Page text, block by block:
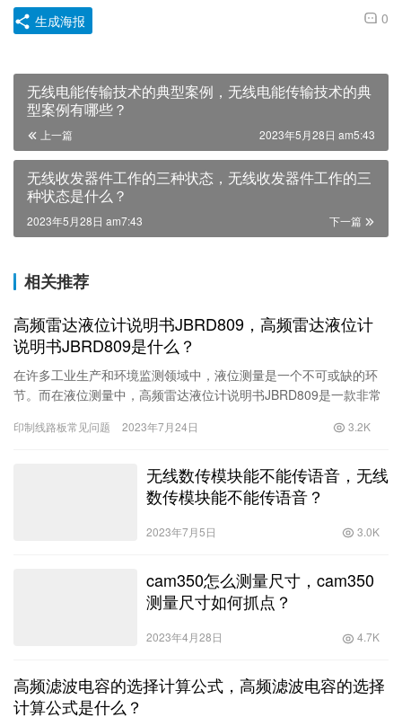
0
生成海报
无线电能传输技术的典型案例，无线电能传输技术的典
型案例有哪些？
上一篇 2023年5月28日 am5:43
无线收发器件工作的三种状态，无线收发器件工作的三
种状态是什么？
下一篇
2023年5月28日 am7:43
相关推荐
高频雷达液位计说明书JBRD809，高频雷达液位计
说明书JBRD809是什么？
在许多工业生产和环境监测领域中，液位测量是一个不可或缺的环
节。而在液位测量中，高频雷达液位计说明书JBRD809是一款非常
各种液体水平高度的仪器，它可以
印制线路板常见问题 2023年7月24日 3.2K
无线数传模块能不能传语音，无线
数传模块能不能传语音？
2023年7月5日 3.0K
cam350怎么测量尺寸，cam350
测量尺寸如何抓点？
2023年4月28日 4.7K
高频滤波电容的选择计算公式，高频滤波电容的选择
计算公式是什么？